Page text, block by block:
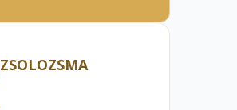
ZSOLOZSMA